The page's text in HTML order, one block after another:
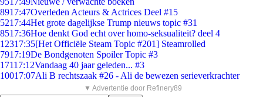
8917:47Overleden Acteurs & Actrices Deel #15
5217:44Het grote dagelijkse Trump nieuws topic #31
8517:36Hoe denkt God echt over homo-seksualiteit? deel 4
12317:35[Het Officiële Steam Topic #201] Steamrolled
7917:19De Bondgenoten Spoiler Topic #3
17117:12Vandaag 40 jaar geleden... #3
10017:07Ali B rechtszaak #26 - Ali de bewezen serieverkrachter
▼ Advertentie door Refinery89